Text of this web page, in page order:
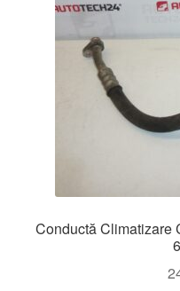
Conductă Climatizare